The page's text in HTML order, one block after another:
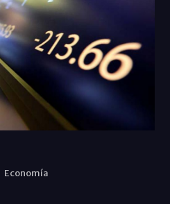
Economí­a